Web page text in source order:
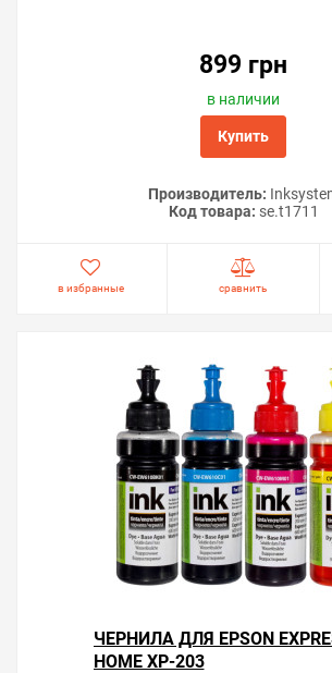
899 грн
в наличии
Купить
Производитель:
Код товара: se.t1711
в избранные сравнить
ЧЕРНИЛА ДЛЯ EPSON
HOME XP-203